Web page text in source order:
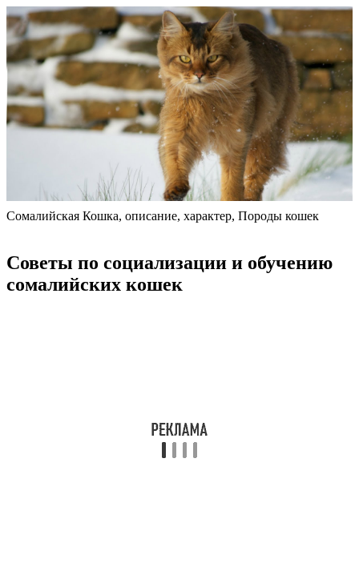
Сомалийская Кошка, описание, характер, Породы кошек
Советы по социализации и обучению
сомалийских кошек